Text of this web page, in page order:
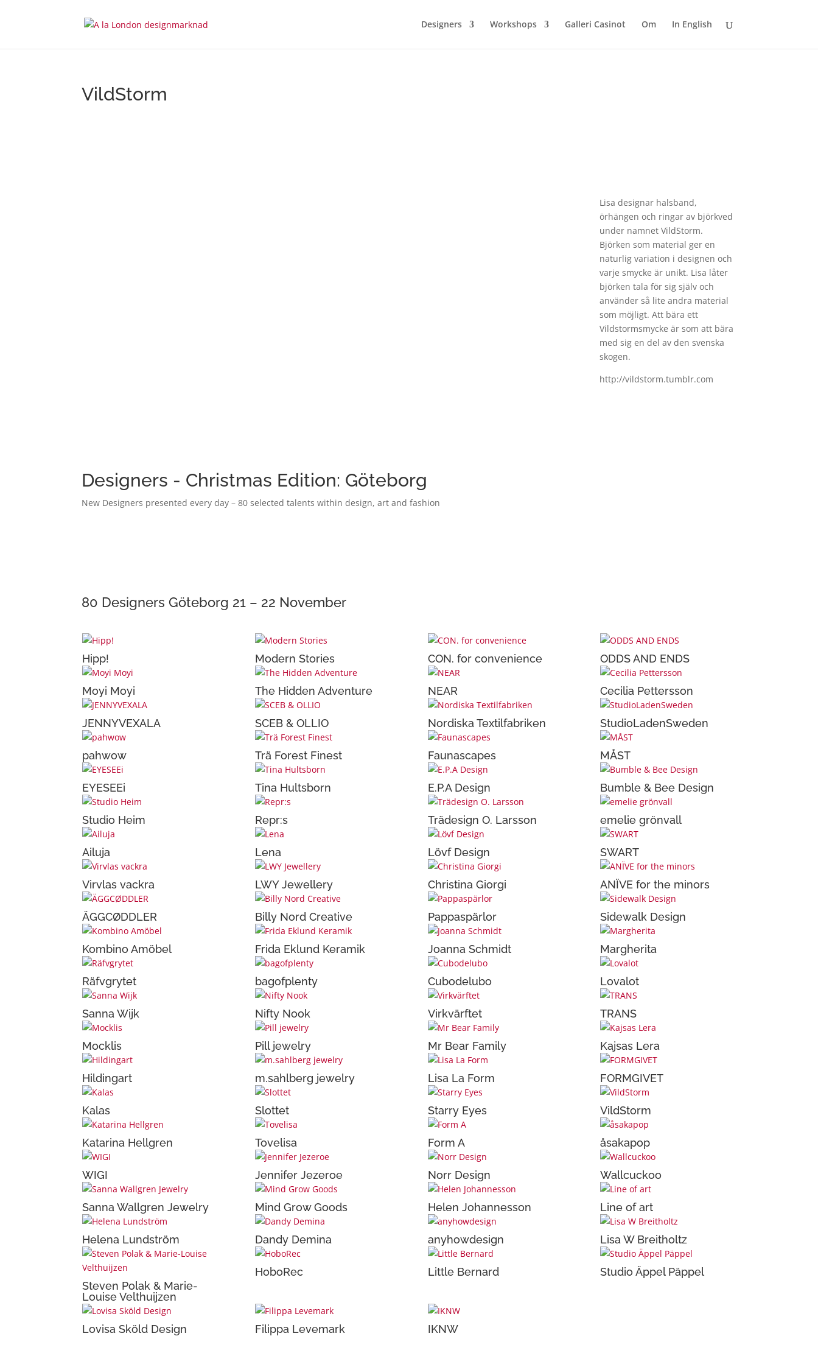
Designers Workshops Galleri Casinot Om In English
VildStorm
Lisa designar halsband,
örhängen och ringar av björkved
under namnetVildStorm.
Björken som material ger en
naturlig variation i designen och
varje smycke är unikt. Lisa låter
björken tala för sig själv och
använder så lite andra material
som möjligt. Att bära ett
Vildstormsmycke är som att bära
med sig en del av den svenska
skogen.
http://vildstorm.tumblr.com
Designers - Christmas Edition: Göteborg
New Designers presented every day – 80 selected talents within design, art and fashion
80 Designers Göteborg 21 – 22 November
Hipp! Modern Stories CON. for convenience ODDS AND ENDS
Moyi Moyi The Hidden Adventure NEAR Cecilia Pettersson
JENNYVEXALA SCEB & OLLIO Nordiska Textilfabriken StudioLadenSweden
pahwow Trä Forest Finest Faunascapes MÅST
EYESEEi Tina Hultsborn E.P.A Design Bumble & Bee Design
Studio Heim Repr:s Trädesign O. Larsson emelie grönvall
Ailuja Lena Lövf Design SWART
Virvlas vackra LWY Jewellery Christina Giorgi ANÏVE for the minors
ÄGGCØDDLER Billy Nord Creative Pappaspärlor Sidewalk Design
Kombino Amöbel Frida Eklund Keramik Joanna Schmidt Margherita
Räfvgrytet bagofplenty Cubodelubo Lovalot
Sanna Wijk Nifty Nook Virkvärftet TRANS
Mocklis Pill jewelry Mr Bear Family Kajsas Lera
Hildingart m.sahlberg jewelry Lisa La Form FORMGIVET
Kalas Slottet Starry Eyes VildStorm
Katarina Hellgren Tovelisa Form A åsakapop
WIGI Jennifer Jezeroe Norr Design Wallcuckoo
Sanna Wallgren Jewelry Mind Grow Goods Helen Johannesson Line of art
Helena Lundström Dandy Demina anyhowdesign Lisa W Breitholtz
Steven Polak & Marie-
Louise Velthuijzen
HoboRec Little Bernard Studio Äppel Päppel
Lovisa Sköld Design Filippa Levemark IKNW